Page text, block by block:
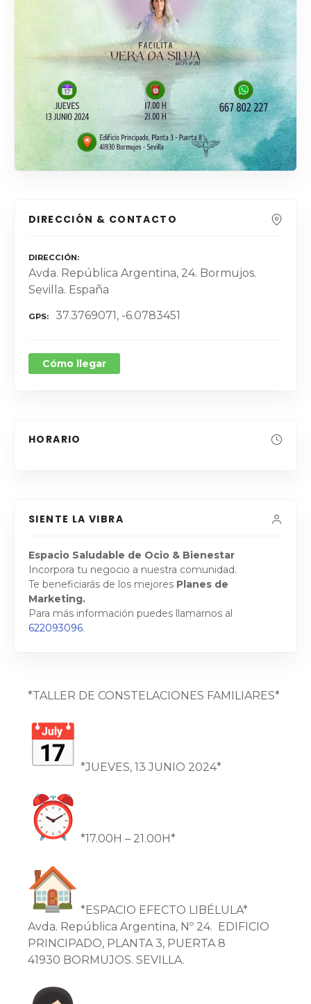
DIRECCIÓN & CONTACTO
DIRECCIÓN
Avda. República Argentina, 24. Bormujos.
Sevilla. España
GPS 37.3769071, -6.0783451
Cómo llegar
HORARIO
SIENTE LA VIBRA
Espacio Saludable de Ocio & Bienestar
Incorpora tu negocio a nuestra comunidad.
Te beneficiarás de los mejores Planes de
Marketing.
Para más información puedes llamarnos al
622093096.
*TALLER DE CONSTELACIONES FAMILIARES*
*JUEVES, 13 JUNIO 2024*
*17.00H – 21.00H*
*ESPACIO EFECTO LIBÉLULA*
Avda. República Argentina, Nº 24. EDIFICIO
PRINCIPADO, PLANTA 3, PUERTA 8
41930 BORMUJOS. SEVILLA.